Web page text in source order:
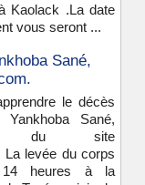
Kaolack .La date
vous seront ...
Sané,
le décès
Sané,
du site
La levée du corps
heures à la